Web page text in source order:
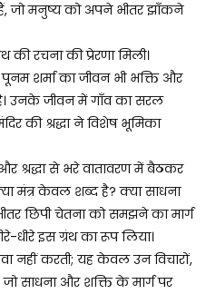
जो मनुष्य को अपने भीतर झाँकने
रचना की प्रेरणा मिली।
शर्मा का जीवन भी भक्ति और
उनके जीवन में गाँव का सरल
की श्रद्धा ने विशेष भूमिका
श्रद्धा से भरे वातावरण में बैठकर
मंत्र केवल शब्द है? क्या साधना
छिपी चेतना को समझने का मार्ग
धीरे इस ग्रंथ का रूप लिया।
नहीं करती; यह केवल उन विचारों,
साधना और शक्ति के मार्ग पर